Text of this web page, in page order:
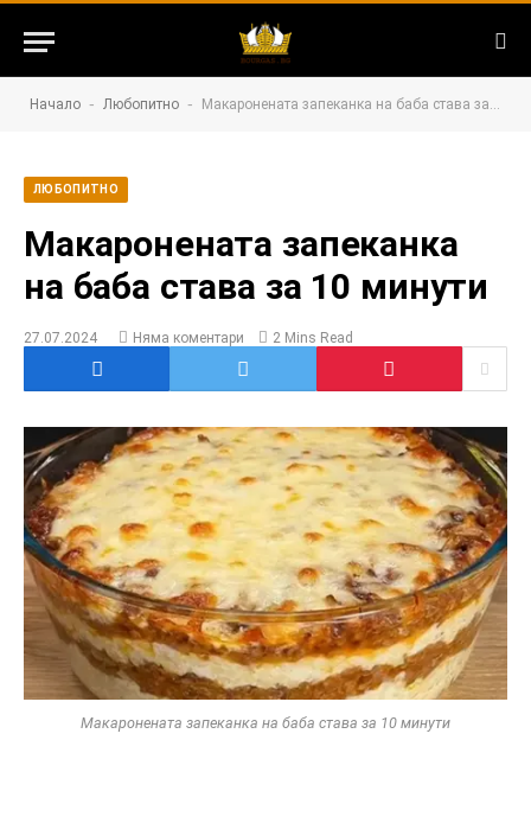
Начало - Любопитно - Макаронената запеканка на баба става за 10 минути
ЛЮБОПИТНО
Макаронената запеканка
на баба става за 10 минути
27.07.2024 Няма коментари 2 Mins Read
Макаронената запеканка на баба става за 10 минути